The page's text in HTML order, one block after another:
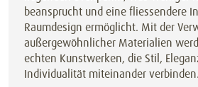
beansprucht und eine fliessendere
Raumdesign ermöglicht. Mit der
außergewöhnlicher Materialien
echten Kunstwerken, die Stil,
Individualität miteinander verbinden.